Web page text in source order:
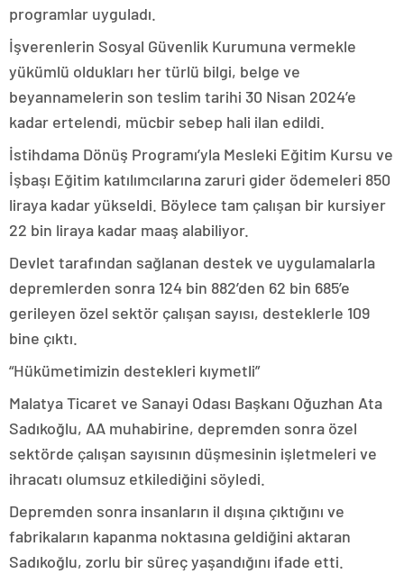
programlar uyguladı.
İşverenlerin Sosyal Güvenlik Kurumuna vermekle
yükümlü oldukları her türlü bilgi, belge ve
beyannamelerin son teslim tarihi 30 Nisan 2024’e
kadar ertelendi, mücbir sebep hali ilan edildi.
İstihdama Dönüş Programı’yla Mesleki Eğitim Kursu ve
İşbaşı Eğitim katılımcılarına zaruri gider ödemeleri 850
liraya kadar yükseldi. Böylece tam çalışan bir kursiyer
22 bin liraya kadar maaş alabiliyor.
Devlet tarafından sağlanan destek ve uygulamalarla
depremlerden sonra 124 bin 882’den 62 bin 685’e
gerileyen özel sektör çalışan sayısı, desteklerle 109
bine çıktı.
“Hükümetimizin destekleri kıymetli”
Malatya Ticaret ve Sanayi Odası Başkanı Oğuzhan Ata
Sadıkoğlu, AA muhabirine, depremden sonra özel
sektörde çalışan sayısının düşmesinin işletmeleri ve
ihracatı olumsuz etkilediğini söyledi.
Depremden sonra insanların il dışına çıktığını ve
fabrikaların kapanma noktasına geldiğini aktaran
Sadıkoğlu, zorlu bir süreç yaşandığını ifade etti.